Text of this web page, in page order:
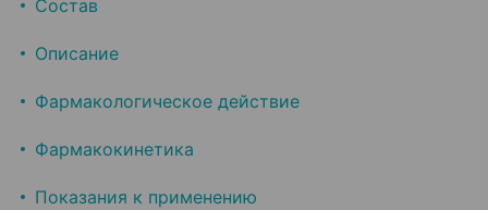
Состав
Описание
Фармакологическое действие
Фармакокинетика
Показания к применению